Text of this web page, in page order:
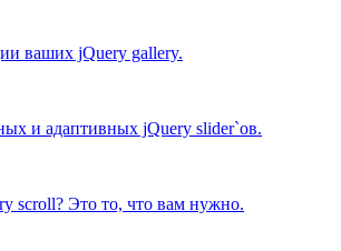
ваших jQuery gallery.
и адаптивных jQuery slider`ов.
scroll? Это то, что вам нужно.